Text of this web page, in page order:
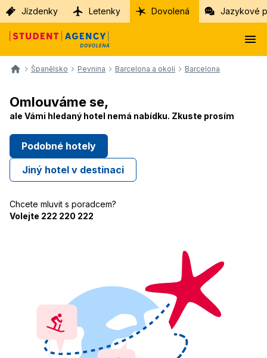
Jízdenky Letenky Dovolená Jazykové
Španělsko Pevnina Barcelona a okolí Barcelona
Omlouváme se,
ale Vámi hledaný hotel nemá nabídku. Zkuste prosím
Podobné hotely
Jiný hotel v destinaci
Chcete mluvit s poradcem?
Volejte 222 220 222